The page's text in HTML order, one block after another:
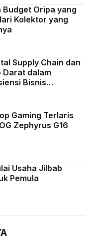
Oripa yang
Kolektor yang
Supply Chain dan
Darat dalam
Bisnis
Gaming Terlaris
Zephyrus G16
Usaha Jilbab
Pemula